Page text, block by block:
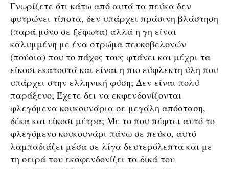
Γνωρίζετε ότι κάτω από αυτά τα πεύκα δεν
φυτρώνει τίποτα, δεν υπάρχει πράσινη βλάστηση
(παρά μόνο σε ξέφωτα) αλλά η γη είναι
καλυμμένη με ένα στρώμα πευκοβελονών
(πούσια) που το πάχος τους φτάνει και μέχρι τα
είκοσι εκατοστά και είναι η πιο εύφλεκτη ύλη που
υπάρχει στην ελληνική φύση; Δεν είναι πολύ
παράξενο; Έχετε δει να εκφενδονίζονται
φλεγόμενα κουκουνάρια σε μεγάλη απόσταση,
δέκα και είκοσι μέτρα; Με το που πέφτει αυτό το
φλεγόμενο κουκουνάρι πάνω σε πεύκο, αυτό
λαμπαδιάζει μέσα σε λίγα δευτερόλεπτα και με
τη σειρά του εκσφενδονίζει τα δικά του